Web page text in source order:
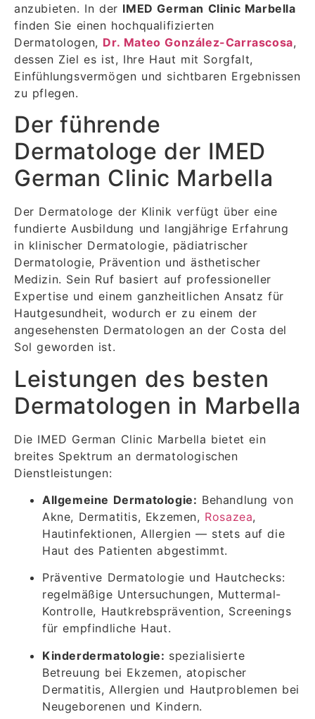
anzubieten. In der IMED German Clinic Marbella
finden Sie einen hochqualifizierten
Dermatologen, Dr. Mateo González-Carrascosa,
dessen Ziel es ist, Ihre Haut mit Sorgfalt,
Einfühlungsvermögen und sichtbaren Ergebnissen
zu pflegen.
Der führende
Dermatologe der IMED
German Clinic Marbella
Der Dermatologe der Klinik verfügt über eine
fundierte Ausbildung und langjährige Erfahrung
in klinischer Dermatologie, pädiatrischer
Dermatologie, Prävention und ästhetischer
Medizin. Sein Ruf basiert auf professioneller
Expertise und einem ganzheitlichen Ansatz für
Hautgesundheit, wodurch er zu einem der
angesehensten Dermatologen an der Costa del
Sol geworden ist.
Leistungen des besten
Dermatologen in Marbella
Die IMED German Clinic Marbella bietet ein
breites Spektrum an dermatologischen
Dienstleistungen:
Allgemeine Dermatologie: Behandlung von
Akne, Dermatitis, Ekzemen, Rosazea,
Hautinfektionen, Allergien — stets auf die
Haut des Patienten abgestimmt.
Präventive Dermatologie und Hautchecks:
regelmäßige Untersuchungen, Muttermal-
Kontrolle, Hautkrebsprävention, Screenings
für empfindliche Haut.
Kinderdermatologie: spezialisierte
Betreuung bei Ekzemen, atopischer
Dermatitis, Allergien und Hautproblemen bei
Neugeborenen und Kindern.